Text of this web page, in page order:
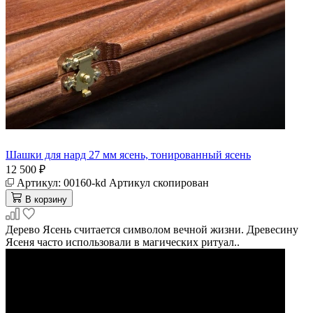
Шашки для нард 27 мм ясень, тонированный ясень
12 500 ₽
Артикул: 00160-kd Артикул скопирован
В корзину
Дерево Ясень считается символом вечной жизни. Древесину
Ясеня часто использовали в магических ритуал..